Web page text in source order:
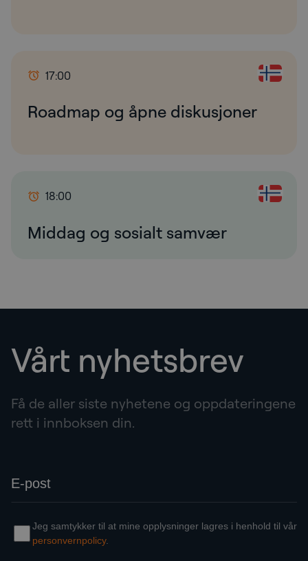
17:00
Roadmap og åpne diskusjoner
18:00
Middag og sosialt samvær
Vårt nyhetsbrev
Få de aller siste nyhetene og oppdateringene
rett i innboksen din.